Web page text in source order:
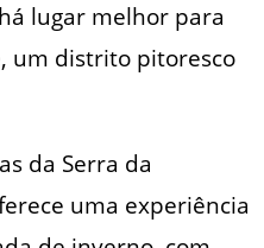
lugar melhor para
um distrito pitoresco
da Serra da
uma experiência